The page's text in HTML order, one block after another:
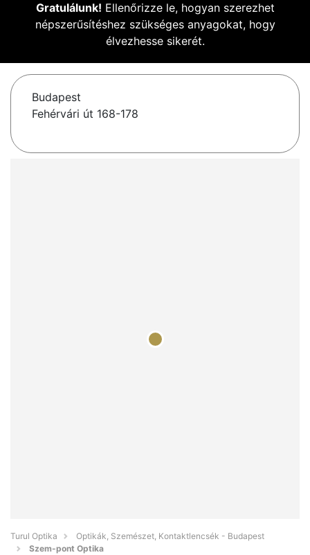
Gratulálunk! Ellenőrizze le, hogyan szerezhet
népszerűsítéshez szükséges anyagokat, hogy
élvezhesse sikerét.
Budapest
Fehérvári út 168-178
Turul Optika
Optikák, Szemészet, Kontaktlencsék - Budapest
Szem-pont Optika